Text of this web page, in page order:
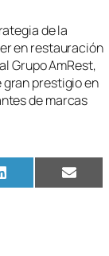
de la
en restauración
Grupo AmRest,
prestigio en
de marcas
Compartir
en
LinkedIn
en
Email